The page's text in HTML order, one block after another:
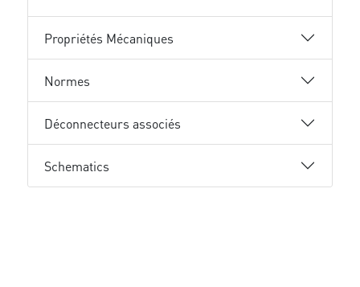
Propriétés Mécaniques
Normes
Déconnecteurs associés
Schematics